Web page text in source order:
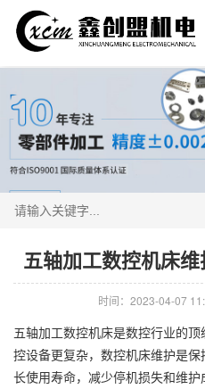
五轴加工数控机床
时间：2023-04-07
五轴加工数控机床是数控行业的
控设备更复杂，数控机床维护是
长使用寿命，减少停机损失和维护